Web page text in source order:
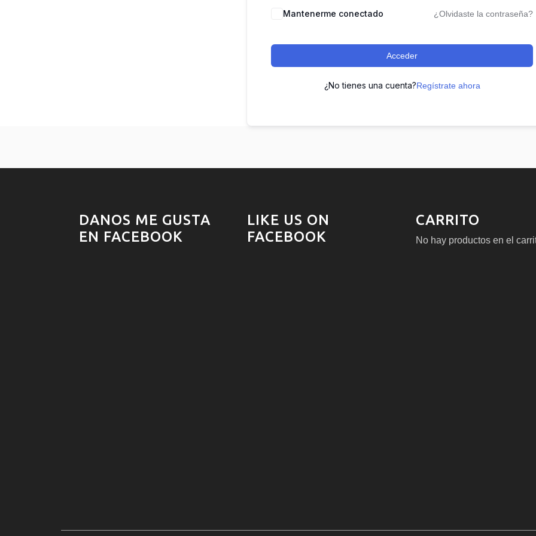
Mantenerme conectado ¿Olvidaste la contraseña?
Acceder
¿No tienes una cuenta?Regístrate ahora
DANOS ME GUSTA
EN FACEBOOK
LIKE US ON
FACEBOOK
CARRITO
No hay productos en el